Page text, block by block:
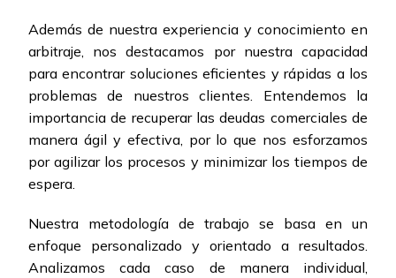
Además de nuestra experiencia y conocimiento en
arbitraje, nos destacamos por nuestra capacidad
para encontrar soluciones eficientes y rápidas a los
problemas de nuestros clientes. Entendemos la
importancia de recuperar las deudas comerciales de
manera ágil y efectiva, por lo que nos esforzamos
por agilizar los procesos y minimizar los tiempos de
espera.
Nuestra metodología de trabajo se basa en un
enfoque personalizado y orientado a resultados.
Analizamos cada caso de manera individual,